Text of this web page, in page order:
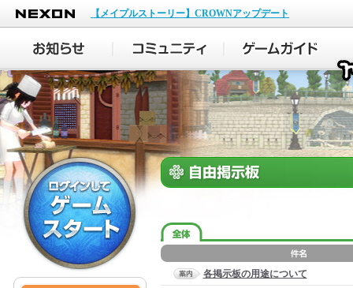
NEXON
【メイプルストーリー】CROWNアップデート
各掲示板の用途について